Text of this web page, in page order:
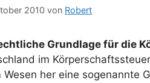
2010 von Robert
Grundlage für die
im
Wesen her eine sogenannte